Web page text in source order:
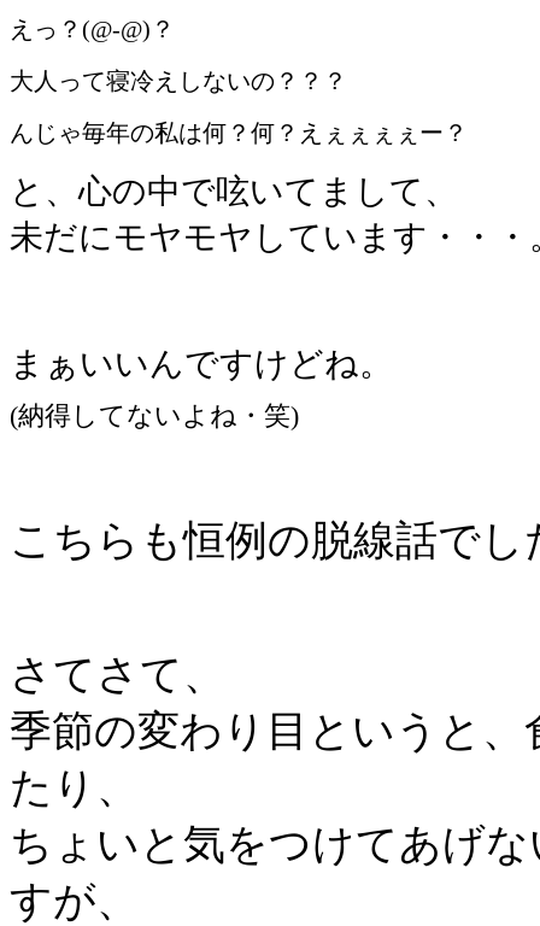
えっ？(@-@)？
大人って寝冷えしないの？？？
んじゃ毎年の私は何？何？えぇぇぇぇー？
と、心の中で呟いてまして、
未だにモヤモヤしています・・・
まぁいいんですけどね。
(納得してないよね・笑)
こちらも恒例の脱線話でし
さてさて、
季節の変わり目というと
たり、
ちょいと気をつけてあげ
すが、